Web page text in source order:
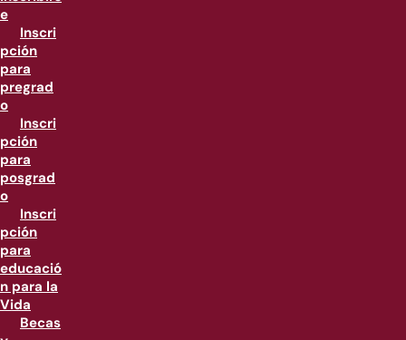
e
Inscri
pción
para
pregrad
o
Inscri
pción
para
posgrad
o
Inscri
pción
para
educació
n para la
Vida
Becas